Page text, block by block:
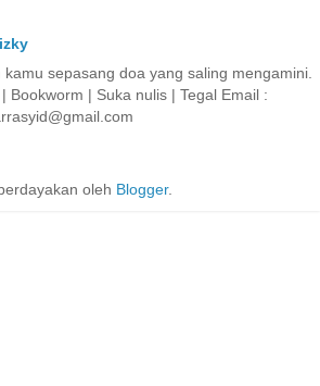
kamu sepasang doa yang saling mengamini.
Bookworm | Suka nulis | Tegal Email :
oleh Blogger.